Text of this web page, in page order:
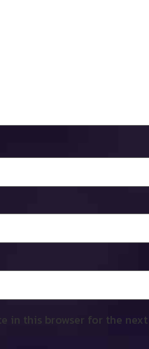
in this browser for the